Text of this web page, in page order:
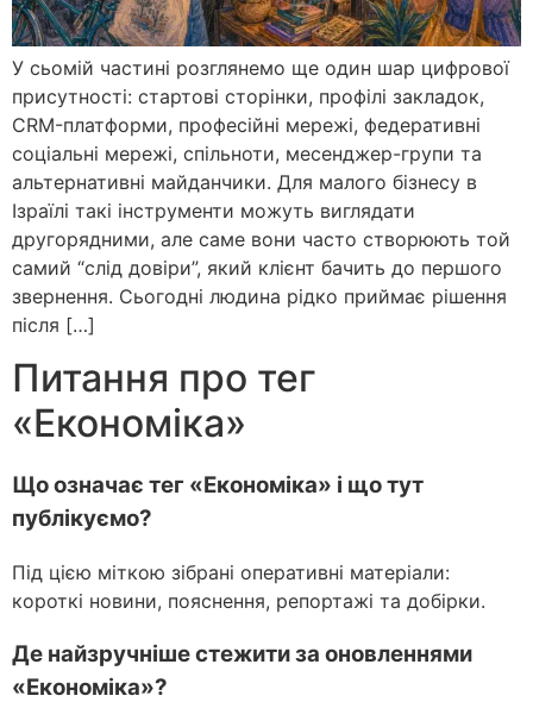
У сьомій частині розглянемо ще один шар цифрової
присутності: стартові сторінки, профілі закладок,
CRM-платформи, професійні мережі, федеративні
соціальні мережі, спільноти, месенджер-групи та
альтернативні майданчики. Для малого бізнесу в
Ізраїлі такі інструменти можуть виглядати
другорядними, але саме вони часто створюють той
самий “слід довіри”, який клієнт бачить до першого
звернення. Сьогодні людина рідко приймає рішення
після […]
Питання про тег
«Економіка»
Що означає тег «Економіка» і що тут
публікуємо?
Під цією міткою зібрані оперативні матеріали:
короткі новини, пояснення, репортажі та добірки.
Де найзручніше стежити за оновленнями
«Економіка»?